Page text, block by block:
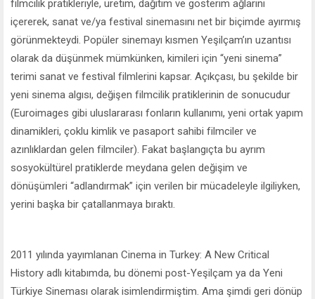
filmcilik pratikleriyle, üretim, dağıtım ve gösterim ağlarını
içererek, sanat ve/ya festival sinemasını net bir biçimde ayırmış
görünmekteydi. Popüler sinemayı kısmen Yeşilçam’ın uzantısı
olarak da düşünmek mümkünken, kimileri için “yeni sinema”
terimi sanat ve festival filmlerini kapsar. Açıkçası, bu şekilde bir
yeni sinema algısı, değişen filmcilik pratiklerinin de sonucudur
(Euroimages gibi uluslararası fonların kullanımı, yeni ortak yapım
dinamikleri, çoklu kimlik ve pasaport sahibi filmciler ve
azınlıklardan gelen filmciler). Fakat başlangıçta bu ayrım
sosyokültürel pratiklerde meydana gelen değişim ve
dönüşümleri “adlandırmak” için verilen bir mücadeleyle ilgiliyken,
yerini başka bir çatallanmaya bıraktı.
2011 yılında yayımlanan Cinema in Turkey: A New Critical
History adlı kitabımda, bu dönemi post-Yeşilçam ya da Yeni
Türkiye Sineması olarak isimlendirmiştim. Ama şimdi geri dönüp